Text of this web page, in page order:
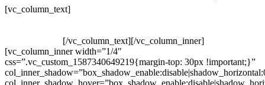
[vc_column_text]
[/vc_column_text][/vc_column_inner]
[vc_column_inner width=”1/4″
css=”.vc_custom_1587340649219{margin-top: 30px !important;}”